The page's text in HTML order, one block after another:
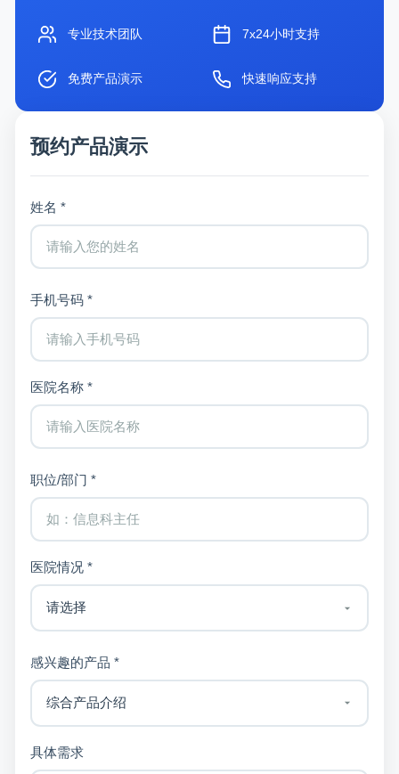
专业技术团队 7x24小时支持
免费产品演示 快速响应支持
预约产品演示
姓名 *
手机号码 *
医院名称 *
职位/部门 *
医院情况 *
感兴趣的产品 *
具体需求